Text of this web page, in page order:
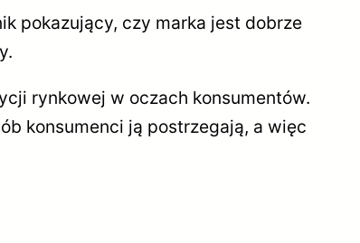
pokazujący, czy marka jest dobrze
rynkowej w oczach konsumentów.
konsumenci ją postrzegają, a więc